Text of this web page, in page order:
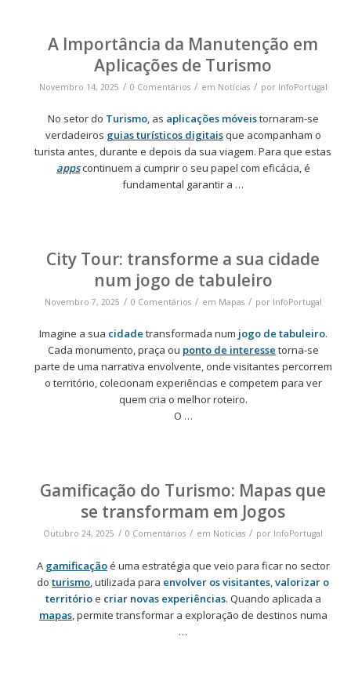
A Importância da Manutenção em
Aplicações de Turismo
Novembro 14, 2025 / 0 Comentários / em Notícias / por InfoPortugal
No setor do Turismo, as aplicações móveistornaram-se
verdadeiros guias turísticos digitaisque acompanham o
turista antes, durante e depois da sua viagem. Para que estas
appscontinuem a cumprir o seu papel com eficácia, é
fundamental garantir a …
City Tour: transforme a sua cidade
num jogo de tabuleiro
Novembro 7, 2025 / 0 Comentários / em Mapas / por InfoPortugal
Imagine a sua cidade transformada num jogo de tabuleiro.
Cada monumento, praça ou ponto de interesse torna-se
parte de uma narrativa envolvente, onde visitantes percorrem
o território, colecionam experiências e competem para ver
quem cria o melhor roteiro.
O …
Gamificação do Turismo: Mapas que
se transformam em Jogos
Outubro 24, 2025 / 0 Comentários / em Notícias / por InfoPortugal
A gamificaçãoé uma estratégia que veio para ficar no sector
doturismo , utilizada para envolver os visitantes ,valorizar o
territórioe criar novas experiências. Quando aplicada a
mapas, permite transformar a exploração de destinos numa
…